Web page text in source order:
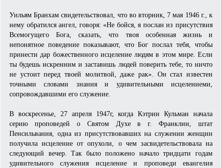
Уильям Бранхам свидетельствовал, что во вторник, 7 мая 1946 г., к
нему обратился ангел, говоря: «Не бойся, я послан из присутствия
Всемогущего Бога, сказать, что твоя особенная жизнь и
непонятное поведение показывают, что Бог послал тебя, чтобы
принести дар божественного исцеление людям в этом мире. Если
ты будешь искренним и заставишь людей поверить тебе, то ничто
не устоит перед твоей молитвой, даже рак». Он стал известен
точными словами знания и удивительными исцелениеми,
сопровождавшими его служение.
В воскресенье, 27 апреля 1947г, когда Кэтрин Кульман начала
серию проповедей о Святом Духе в г. Франклин, штат
Пенсильвания, одна из присутствовавших на служении женщин
получила исцеление от опухоли, о чем засвидетельствовала на
следующий вечер. Так было положено начало тридцати годам
удивительного служения исцеление и проповеди евангелия